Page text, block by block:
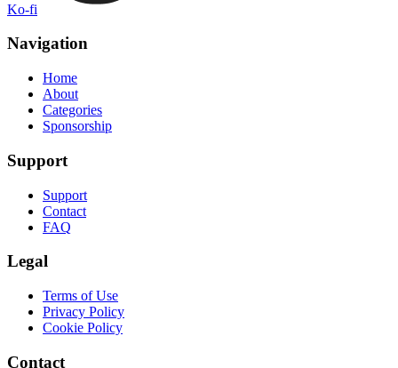
Ko-fi
Navigation
Home
About
Categories
Sponsorship
Support
Support
Contact
FAQ
Legal
Terms of Use
Privacy Policy
Cookie Policy
Contact